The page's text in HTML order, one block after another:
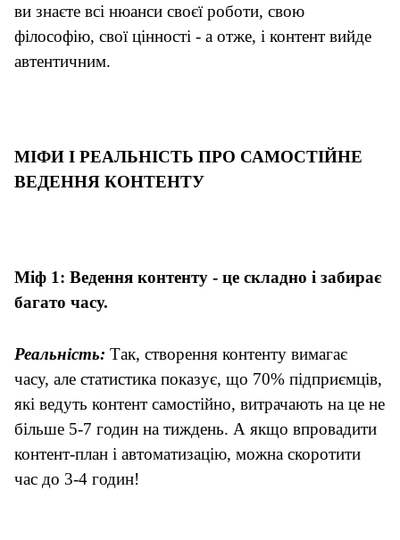
ви знаєте всі нюанси своєї роботи, свою
філософію, свої цінності - а отже, і контент вийде
автентичним.
МІФИ І РЕАЛЬНІСТЬ ПРО САМОСТІЙНЕ
ВЕДЕННЯ КОНТЕНТУ
Міф 1: Ведення контенту - це складно і забирає
багато часу.
Реальність: Так, створення контенту вимагає
часу, але статистика показує, що 70% підприємців,
які ведуть контент самостійно, витрачають на це не
більше 5-7 годин на тиждень. А якщо впровадити
контент-план і автоматизацію, можна скоротити
час до 3-4 годин!